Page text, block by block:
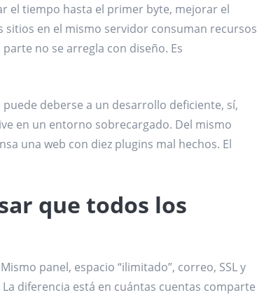
el tiempo hasta el primer byte, mejorar el
sitios en el mismo servidor consuman recursos
no se arregla con diseño. Es
deberse a un desarrollo deficiente, sí,
en un entorno sobrecargado. Del mismo
una web con diez plugins mal hechos. El
que todos los
panel, espacio “ilimitado”, correo, SSL y
diferencia está en cuántas cuentas comparte